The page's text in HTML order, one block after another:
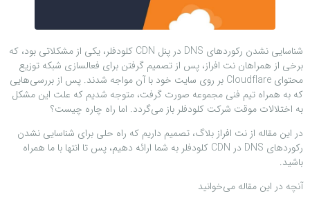
شناسایی نشدن رکوردهای DNS در پنل CDN کلودفلر، یکی از مشکلاتی بود، که
برخی از همراهان نت افراز، پس از تصمیم گرفتن برای فعالسازی شبکه توزیع
محتوای Cloudflare بر روی سایت خود با آن مواجه شدند. پس از بررسی‌هایی
که به همراه تیم فنی مجموعه صورت گرفت، متوجه شدیم که علت این مشکل
به اختلالات موقت شرکت کلودفلر باز می‌گردد. اما راه چاره چیست؟
در این مقاله از نت افراز بلاگ، تصمیم داریم که راه حلی برای شناسایی نشدن
رکوردهای DNS در CDN کلودفلر به شما ارائه دهیم، پس تا انتها با ما همراه
باشید.
آنچه در این مقاله می‌خوانید